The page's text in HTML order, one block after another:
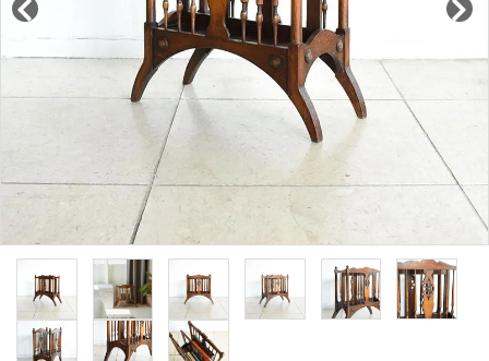
コンテンツ
その他サービス
ご利用ガイド
プライバシーポリシー
特定商取引法について
お問い合わせ